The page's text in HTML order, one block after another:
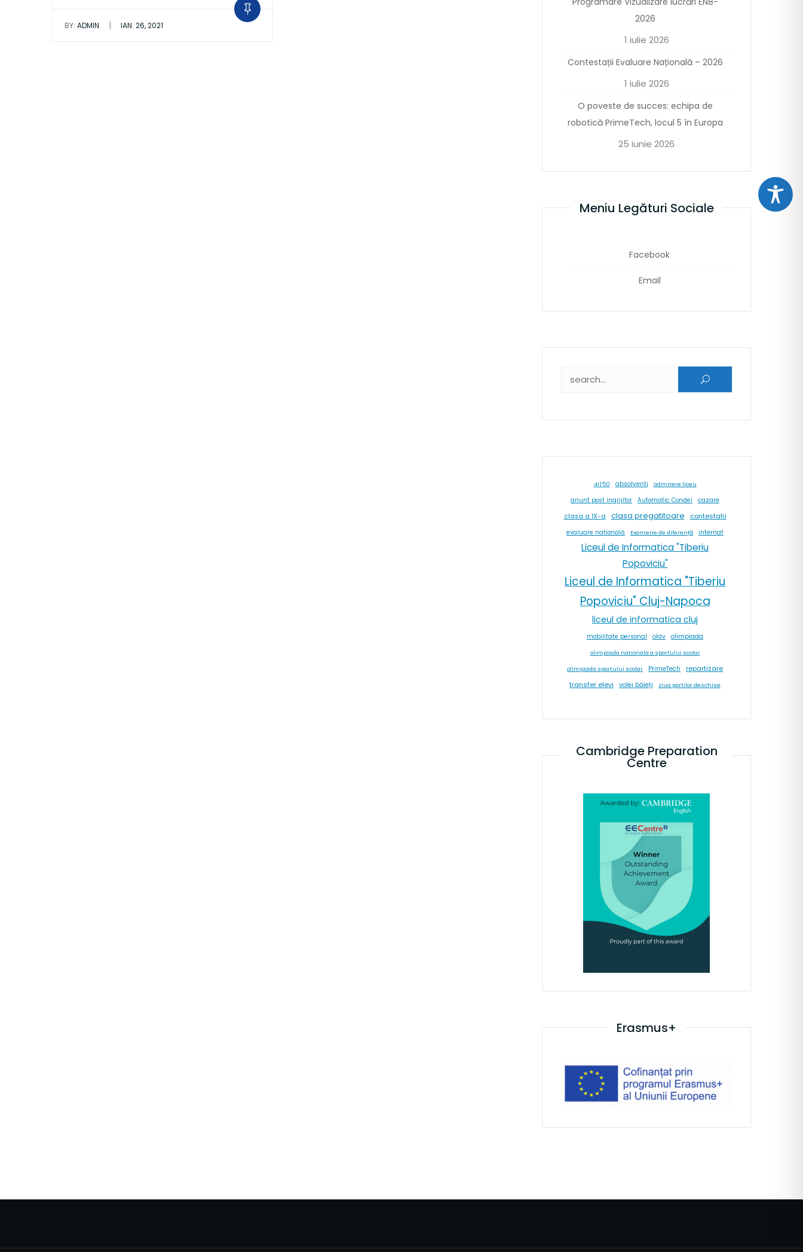
BY: ADMIN | IAN. 26, 2021
2026
1 iulie 2026
Contestații Evaluare Națională – 2026
1 iulie 2026
O poveste de succes: echipa de
robotică PrimeTech, locul 5 în Europa
25 iunie 2026
Meniu Legături Sociale
Facebook
Email
4IT50 absolventi admitere liceu
anunt post ingrijitor Automatic Condei
cazare
clasa a IX-a
clasa pregatitoare contestatii
evaluare natională Examene de diferență internat
Liceul de Informatica "Tiberiu
Popoviciu"
Liceul de Informatica "Tiberiu
Popoviciu" Cluj-Napoca
liceul de informatica cluj
mobilitate personal olav olimpiada
olimpiada nationala a sportului scolar
olimpiada sportului scolar PrimeTech
repartizare
transfer elevi
volei băieți ziua portilor deschise
Cambridge Preparation
Centre
Erasmus+